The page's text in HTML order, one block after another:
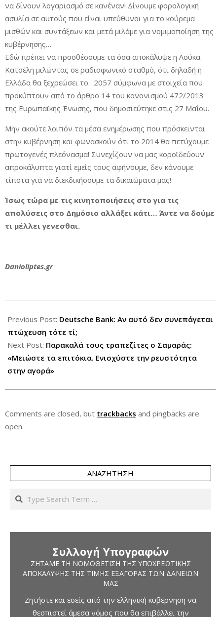
να δίνουν λογαριασμό σε κανέναν! Δίνουμε φορολογική
ασυλία σε αυτούς που είναι υπεύθυνοι για το κούρεμα
μισθών και συντάξεων και μετά μιλάμε για νομιμοποίηση της
κυβέρνησης…
Εδώ πρέπει να προσθέσουμε τα όσα αποκάλυψε η Λούκα
Κατσέλη μιλώντας σε ραδιοφωνικό σταθμό, ότι δηλαδή η
Ελλάδα θα ξεχρεώσει το…2057 σύμφωνα με στοιχεία που
προκύπτουν από το άρθρο 14 του κανονισμού 472/2013
της Ευρωπαϊκής Ένωσης, που δημοσιεύτηκε στις 27 Μαΐου.
Μην ακούτε λοιπόν τα μέσα ενημέρωσης που πρόσκεινται
στην κυβέρνηση και φωνασκούν ότι το 2014 θα πετύχουμε
πρωτογενές πλεόνασμα! Συνεχίζουν να μας κοροϊδεύουν
απροκάλυπτα γιατί εμείς τους αφήνουμε, δεν κάνουμε
τίποτα για να διεκδικήσουμε τα δικαιώματα μας!
Ίσως τώρα με τις κινητοποιήσεις στο για τις
απολύσεις στο Δημόσιο αλλάξει κάτι… Άντε να δούμε
τι μέλλει γενεσθαι.
Danioliptes.gr
07-
15
Previous Post: Deutsche Bank: Αν αυτό δεν συνεπάγεται
πτώχευση τότε τί;
Next Post: Παρακαλά τους τραπεζίτες ο Σαμαράς:
«Μειώστε τα επιτόκια. Ενισχύστε την ρευστότητα
στην αγορά»
Comments are closed, but trackbacks and pingbacks are
open.
ΑΝΑΖΉΤΗΣΗ
Search
Συλλογή Υπογραφών
ΖΗΤΆΜΕ ΤΗ ΝΟΜΟΘΈΤΙΣΗ ΤΗΣ ΥΠΟΧΡΕΩΤΙΚΉΣ
ΑΠΟΚΆΛΥΨΗΣ ΤΗΣ ΤΙΜΉΣ ΕΞΑΓΟΡΆΣ ΤΩΝ ΔΑΝΕΊΩΝ
ΜΑΣ
Ζητήστε και εσείς από την ελληνική κυβέρνηση να
θεσπιστεί άμεσα νόμος που θα επιβάλλει την